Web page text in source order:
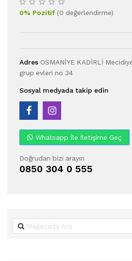
0% Pozitif(0 değerlendirme)
Adres OSMANİYE KADİRLİ
grup evleri no 34
Sosyal medyada takip edin
Whatsapp İle İletişime Geç
Doğrudan bizi arayın
0850 304 0 555